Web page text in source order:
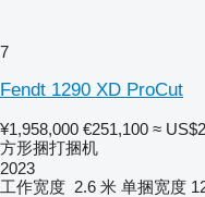
7
Fendt 1290 XD ProCut
¥1,958,000 €251,100 ≈
方形捆打捆机
2023
工作宽度 2.6 米 单捆宽度